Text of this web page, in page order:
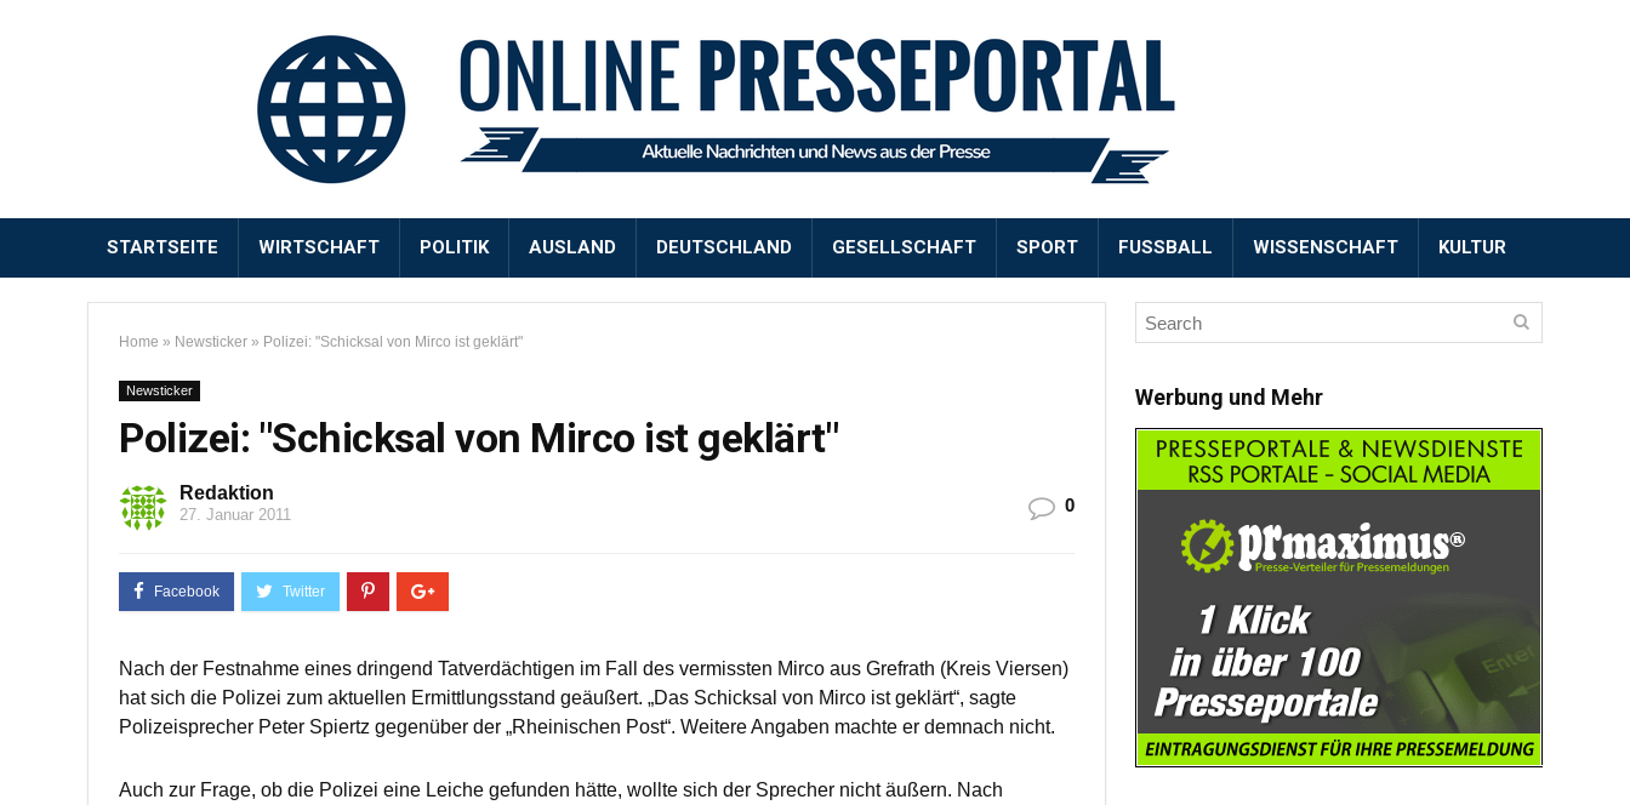
STARTSEITE WIRTSCHAFT POLITIK AUSLAND DEUTSCHLAND GESELLSCHAFT SPORT FUSSBALL WISSENSCHAFT KULTUR
Home » Newsticker » Polizei: "Schicksal von Mirco ist geklärt"
Newsticker
Polizei: "Schicksal von Mirco ist geklärt"
Redaktion
27. Januar 2011 0
Nach der Festnahme eines dringend Tatverdächtigen im Fall des vermissten Mirco aus Grefrath (Kreis Viersen)
hat sich die Polizei zum aktuellen Ermittlungsstand geäußert. „Das Schicksal von Mirco ist geklärt“, sagte
Polizeisprecher Peter Spiertz gegenüber der „Rheinischen Post“. Weitere Angaben machte er demnach nicht.
Auch zur Frage, ob die Polizei eine Leiche gefunden hätte, wollte sich der Sprecher nicht äußern. Nach
Werbung und Mehr